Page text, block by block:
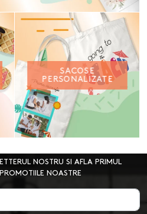
SACOSE
PERSONALIZATE
NOSTRU SI AFLA PRIMUL
NOASTRE